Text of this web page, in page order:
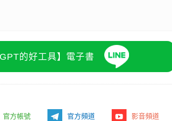
的好工具】電子書
官方帳號 官方頻道 影音頻道